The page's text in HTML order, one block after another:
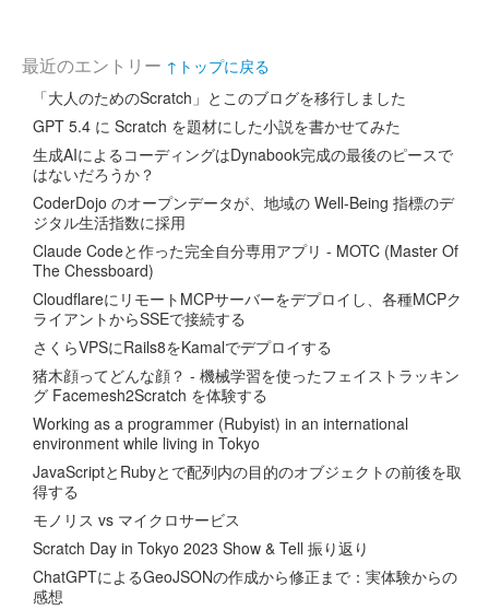
最近のエントリー ↑トップに戻る
「大人のためのScratch」とこのブログを移行しました
GPT 5.4 に Scratch を題材にした小説を書かせてみた
生成AIによるコーディングはDynabook完成の最後のピースで
はないだろうか？
CoderDojo のオープンデータが、地域の Well-Being 指標のデ
ジタル生活指数に採用
Claude Codeと作った完全自分専用アプリ - MOTC (Master Of
The Chessboard)
CloudflareにリモートMCPサーバーをデプロイし、各種MCPク
ライアントからSSEで接続する
さくらVPSにRails8をKamalでデプロイする
猪木顔ってどんな顔？ - 機械学習を使ったフェイストラッキン
グ Facemesh2Scratch を体験する
Working as a programmer (Rubyist) in an international
environment while living in Tokyo
JavaScriptとRubyとで配列内の目的のオブジェクトの前後を取
得する
モノリス vs マイクロサービス
Scratch Day in Tokyo 2023 Show & Tell 振り返り
ChatGPTによるGeoJSONの作成から修正まで：実体験からの
感想